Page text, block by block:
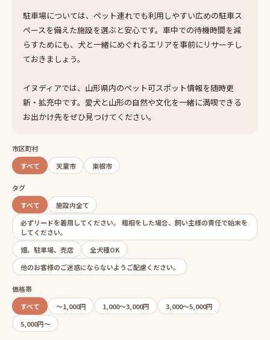
駐車場については、ペット連れでも利用しやすい広めの駐車ス
ペースを備えた施設を選ぶと安心です。車中での待機時間を減
らすためにも、犬と一緒にめぐれるエリアを事前にリサーチし
ておきましょう。
イヌディアでは、山形県内のペット可スポット情報を随時更
新・拡充中です。愛犬と山形の自然や文化を一緒に満喫できる
お出かけ先をぜひ見つけてください。
市区町村
すべて
天童市 東根市
タグ
すべて
施設内全て
必ずリードを着用してください。 粗相をした場合、飼い主様の責任で始末を
してください。
畑、駐車場、売店
全犬種OK
他のお客様のご迷惑にならないようご配慮ください。
価格帯
すべて
〜1,000円 1,000〜3,000円
3,000〜5,000円
5,000円〜